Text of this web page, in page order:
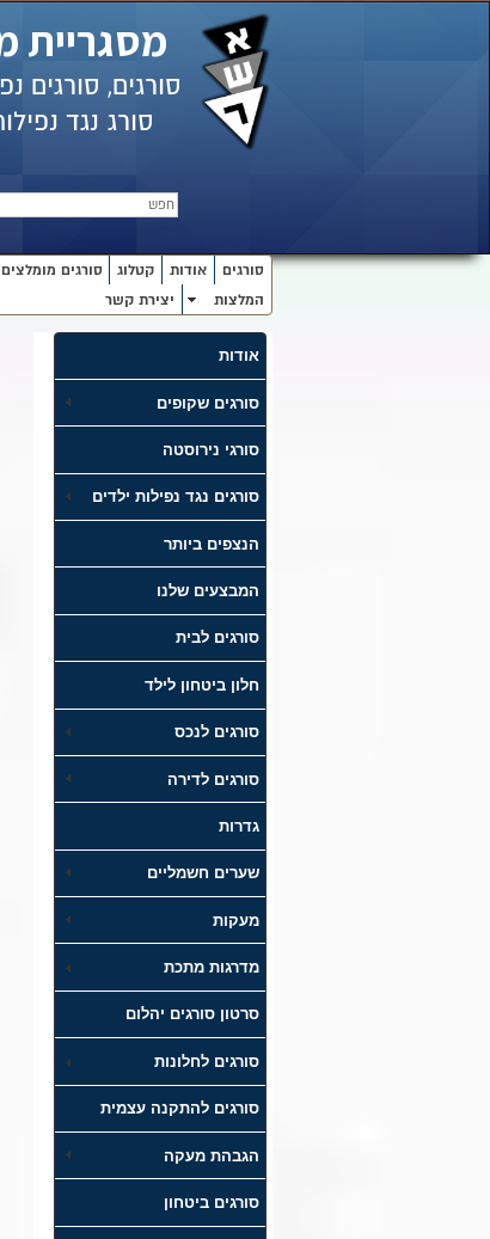
סורגים אודות קטלוג סורגים מומלצים
המלצות
יצירת קשר
אודות
סורגים שקופים
סורגי נירוסטה
סורגים נגד נפילות ילדים
הנצפים ביותר
המבצעים שלנו
סורגים לבית
חלון ביטחון לילד
סורגים לנכס
סורגים לדירה
גדרות
שערים חשמליים
מעקות
מדרגות מתכת
סרטון סורגים יהלום
סורגים לחלונות
סורגים להתקנה עצמית
הגבהת מעקה
סורגים ביטחון
מסגריית
סורגים, סורגים
סורג נגד
חפש